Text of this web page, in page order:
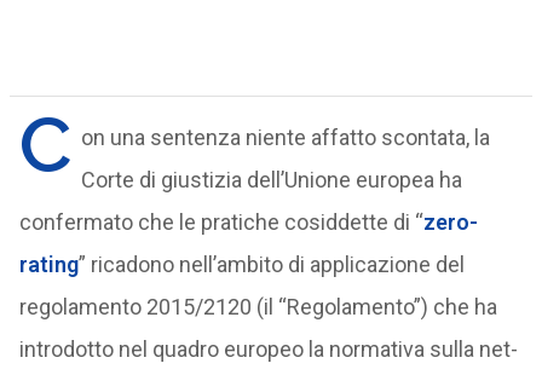
C on una sentenza niente affatto scontata, la
Corte di giustizia dell’Unione europea ha
confermato che le pratiche cosiddette di “zero-
rating” ricadono nell’ambito di applicazione del
regolamento 2015/2120 (il “Regolamento”) che ha
introdotto nel quadro europeo la normativa sulla net-